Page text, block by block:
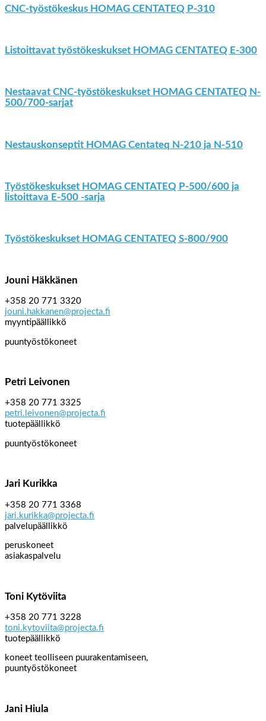
CNC-työstökeskus HOMAG CENTATEQ P-310
Listoittavat työstökeskukset HOMAG CENTATEQ E-300
Nestaavat CNC-työstökeskukset HOMAG CENTATEQ N-
500/700-sarjat
Nestauskonseptit HOMAG Centateq N-210 ja N-510
Työstökeskukset HOMAG CENTATEQ P-500/600 ja
listoittava E-500 -sarja
Työstökeskukset HOMAG CENTATEQ S-800/900
Jouni Häkkänen
+358 20 771 3320
jouni.hakkanen@projecta.fi
myyntipäällikkö
puuntyöstökoneet
Petri Leivonen
+358 20 771 3325
petri.leivonen@projecta.fi
tuotepäällikkö
puuntyöstökoneet
Jari Kurikka
+358 20 771 3368
jari.kurikka@projecta.fi
palvelupäällikkö
peruskoneet
asiakaspalvelu
Toni Kytöviita
+358 20 771 3228
toni.kytoviita@projecta.fi
tuotepäällikkö
koneet teolliseen puurakentamiseen,
puuntyöstökoneet
Jani Hiula